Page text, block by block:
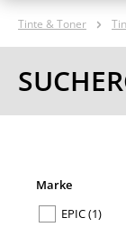
Tinte & Toner
Marke
EPIC(1)